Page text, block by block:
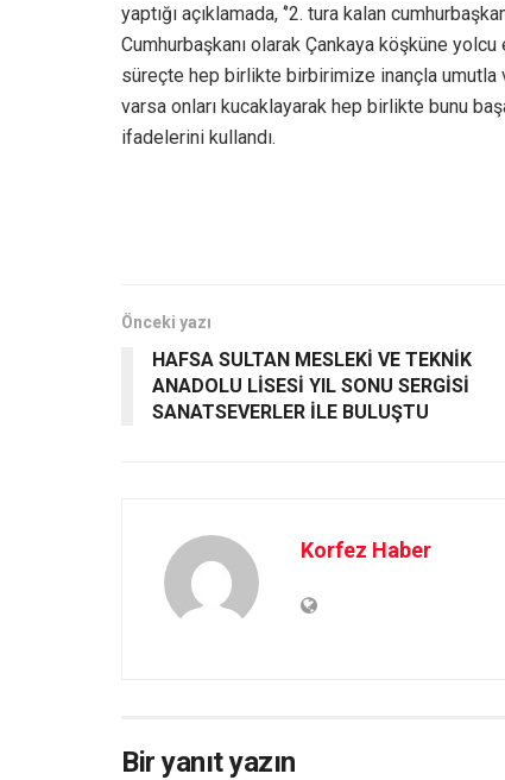
yaptığı açıklamada, ‘’2. tura kalan
Cumhurbaşkanı olarak Çankaya köşküne
süreçte hep birlikte birbirimize inançla umutla
varsa onları kucaklayarak hep birlikte bunu
ifadelerini kullandı.
Önceki yazı
HAFSA SULTAN MESLEKİ VE TEKNİK
ANADOLU LİSESİ YIL SONU SERGİSİ
SANATSEVERLER İLE BULUŞTU
Korfez Haber
Bir yanıt yazın